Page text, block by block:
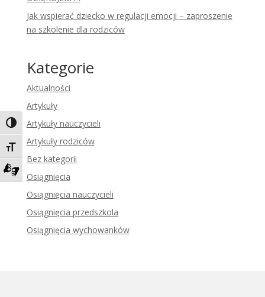
Toggle High Contrast
Toggle Font size
Zadzwoń do tłumacza języka migowego
Jak wspierać dziecko w regulacji emocji – zaproszenie
na szkolenie dla rodziców
Kategorie
Aktualności
Artykuły
Artykuły nauczycieli
Artykuły rodziców
Bez kategorii
Osiągnięcia
Osiągnięcia nauczycieli
Osiągnięcia przedszkola
Osiągnięcia wychowanków